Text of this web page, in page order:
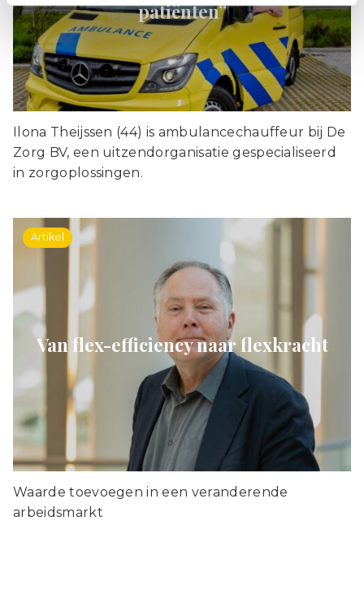
patiënten”
Ilona Theijssen (44) is ambulancechauffeur bij De
Zorg BV, een uitzendorganisatie gespecialiseerd
in zorgoplossingen.
Artikel
Van flex-efficiency naar flexkracht
Waarde toevoegen in een veranderende
arbeidsmarkt